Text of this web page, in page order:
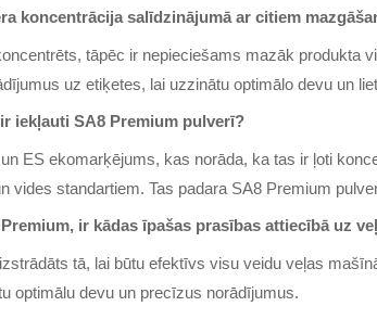
koncentrācija salīdzinājumā ar citiem
tāpēc ir nepieciešams mazāk produkta
uz etiķetes, lai uzzinātu optimālo devu un
iekļauti SA8 Premium pulverī?
ES ekomarķējums, kas norāda, ka tas ir ļoti
vides standartiem. Tas padara SA8 Premium
ir kādas īpašas prasības attiecībā uz
tā, lai būtu efektīvs visu veidu veļas
optimālu devu un precīzus norādījumus.